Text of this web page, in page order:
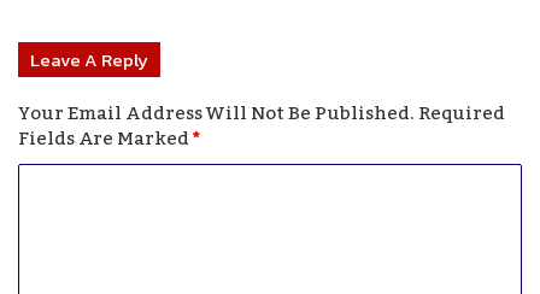
Leave A Reply
Your Email Address Will Not Be Published.Required
Fields Are Marked*